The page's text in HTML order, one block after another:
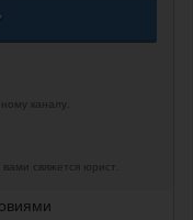
каналу.
свяжется юрист.